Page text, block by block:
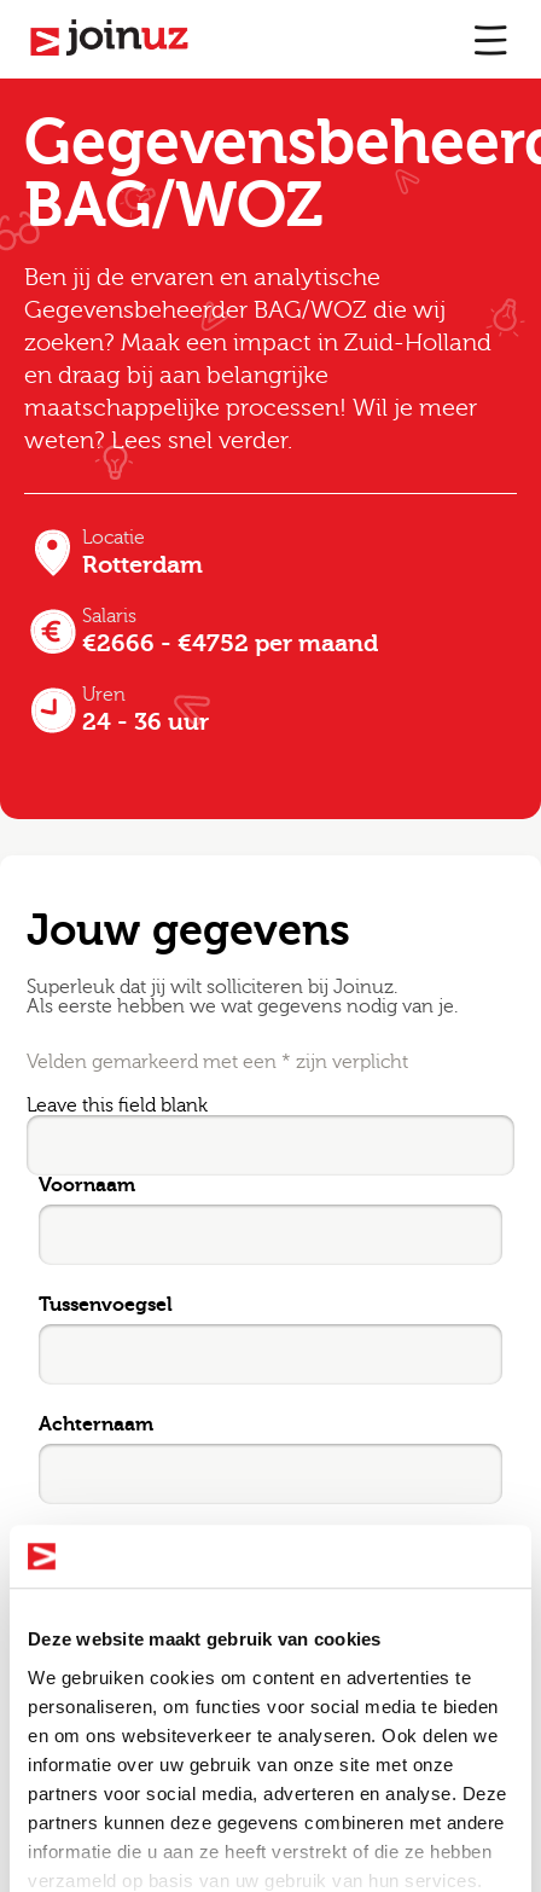
Deze website maakt gebruik van cookies
We gebruiken cookies om content en advertenties te
personaliseren, om functies voor social media te bieden
en om ons websiteverkeer te analyseren. Ook delen we
informatie over uw gebruik van onze site met onze
partners voor social media, adverteren en analyse. Deze
partners kunnen deze gegevens combineren met andere
informatie die u aan ze heeft verstrekt of die ze hebben
verzameld op basis van uw gebruik van hun services.
BAG/WOZ
Ben jij de ervaren en analytische
Gegevensbeheerder BAG/WOZ die wij
zoeken? Maak een impact in Zuid-Holland
en draag bij aan belangrijke
maatschappelijke processen! Wil je meer
weten? Lees snel verder.
Locatie
Rotterdam
Salaris
€2666 - €4752 per maand
Uren
24 - 36 uur
Jouw gegevens
Superleuk dat jij wilt solliciteren bij Joinuz.
Als eerste hebben we wat gegevens nodig van je.
Velden gemarkeerd met een * zijn verplicht
Leave this field blank
Voornaam
Tussenvoegsel
Achternaam
Telefoonnummer
Hoe heb je ons gevonden?
Altijd als 1e op de hoogte van de
nieuwste vacatures als je een job
alert aanmaakt!